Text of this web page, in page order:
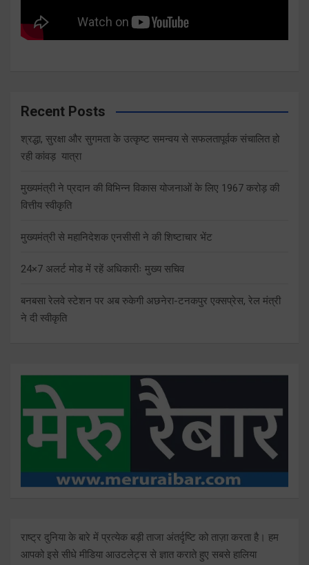
Recent Posts
श्रद्धा, सुरक्षा और सुगमता के उत्कृष्ट समन्वय से सफलतापूर्वक संचालित हो
रही कांवड़ यात्रा
मुख्यमंत्री ने प्रदान की विभिन्न विकास योजनाओं के लिए 1967 करोड़ की
वित्तीय स्वीकृति
मुख्यमंत्री से महानिदेशक एनसीसी ने की शिष्टाचार भेंट
24×7 अलर्ट मोड में रहें अधिकारीः मुख्य सचिव
बनबसा रेलवे स्टेशन पर अब रुकेगी अछनेरा-टनकपुर एक्सप्रेस, रेल मंत्री
ने दी स्वीकृति
राष्ट्र दुनिया के बारे में प्रत्येक बड़ी ताजा अंतर्दृष्टि को ताज़ा करता है। हम
आपको इसे सीधे मीडिया आउटलेट्स से ज्ञात कराते हुए सबसे हालिया